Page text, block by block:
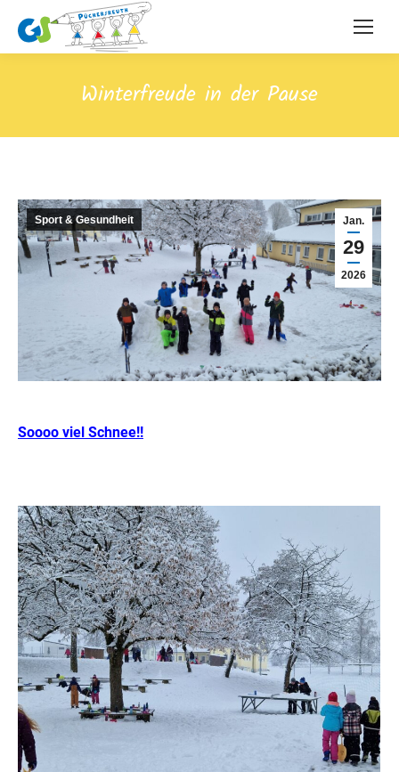
Winterfreude in der Pause
Jan.
29
2026
Sport & Gesundheit
Soooo viel Schnee!!